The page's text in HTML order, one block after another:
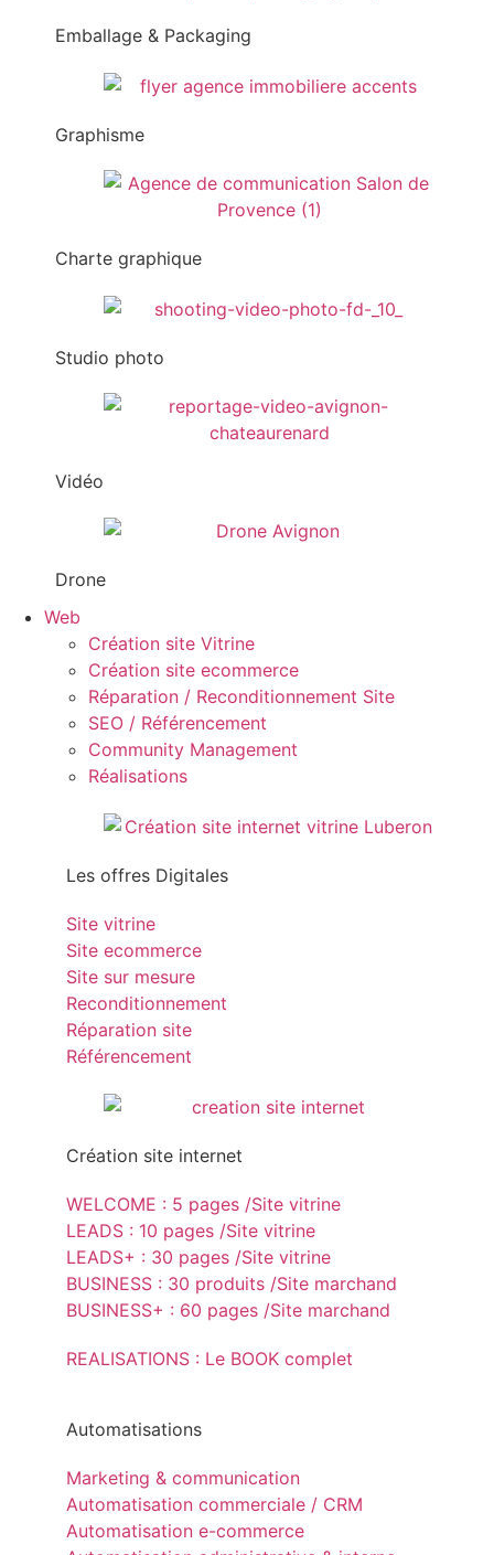
Emballage & Packaging
Graphisme
Charte graphique
Studio photo
Vidéo
Drone
Web
Création site Vitrine
Création site ecommerce
Réparation / Reconditionnement Site
SEO / Référencement
Community Management
Réalisations
Les offres Digitales
Site vitrine
Site ecommerce
Site sur mesure
Reconditionnement
Réparation site
Référencement
Création site internet
WELCOME : 5 pages /Site vitrine
LEADS : 10 pages /Site vitrine
LEADS+ : 30 pages /Site vitrine
BUSINESS : 30 produits /Site marchand
BUSINESS+ : 60 pages /Site marchand
REALISATIONS : Le BOOK complet
Automatisations
Marketing & communication
Automatisation commerciale / CRM
Automatisation e-commerce